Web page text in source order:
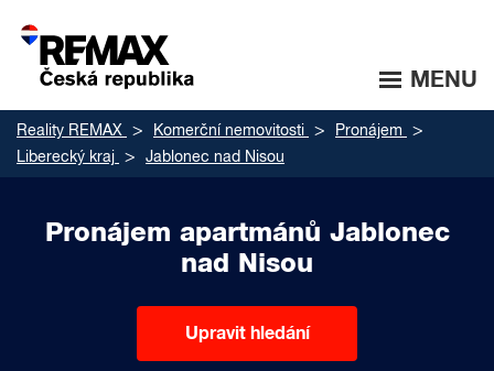
MENU
Reality REMAX Komerční nemovitosti
Pronájem
Liberecký kraj
Jablonec nad Nisou
Pronájem apartmánů Jablonec
nad Nisou
Upravit hledání